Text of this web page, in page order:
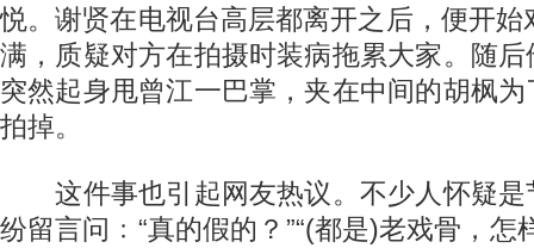
悦。谢贤在电视台高层都离开之后，便开
满，质疑对方在拍摄时装病拖累大家。随
突然起身甩曾江一巴掌，夹在中间的胡枫
拍掉。
这件事也引起网友热议。不少人怀疑是
纷留言问﹕“真的假的？”“(都是)老戏骨，怎